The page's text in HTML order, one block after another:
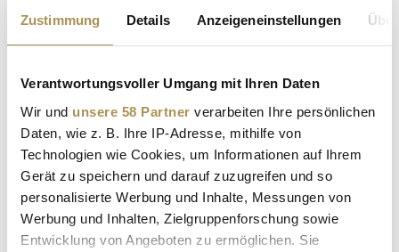
Zustimmung Details Anzeigeneinstellungen
Verantwortungsvoller Umgang mit Ihren Daten
Wir und unsere 58 Partner verarbeiten Ihre persönlichen
Daten, wie z. B. Ihre IP-Adresse, mithilfe von
Technologien wie Cookies, um Informationen auf Ihrem
Gerät zu speichern und darauf zuzugreifen und so
personalisierte Werbung und Inhalte, Messungen von
Werbung und Inhalten, Zielgruppenforschung sowie
Entwicklung von Angeboten zu ermöglichen. Sie